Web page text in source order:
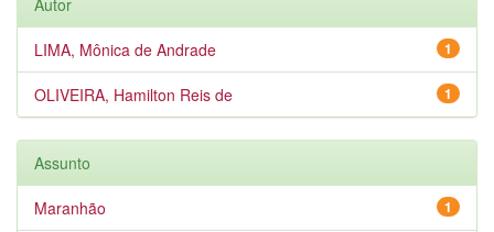
Autor
1
LIMA, Mônica de Andrade
1
OLIVEIRA, Hamilton Reis de
Assunto
1
Maranhão